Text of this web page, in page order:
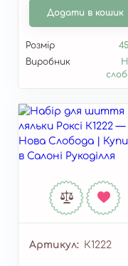
Додати в кошик
Розмір
Виробник
Артикул К1222